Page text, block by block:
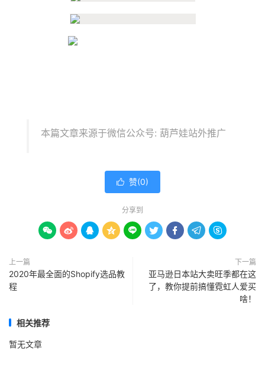
本篇文章来源于微信公众号: 葫芦娃站外推广
 赞(0)
分享到
        
上一篇
2020年最全面的Shopify选品教
程
下一篇
亚马逊日本站大卖旺季都在这
了，教你提前搞懂霓虹人爱买
啥！
相关推荐
暂无文章